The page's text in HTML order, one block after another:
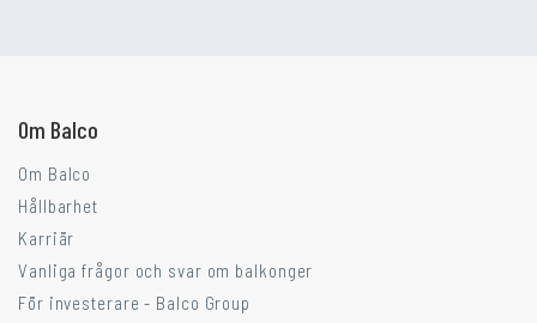
Om Balco
Om Balco
Hållbarhet
Karriär
Vanliga frågor och svar om balkonger
För investerare - Balco Group